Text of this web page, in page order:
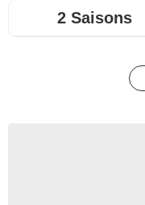
2 Saisons